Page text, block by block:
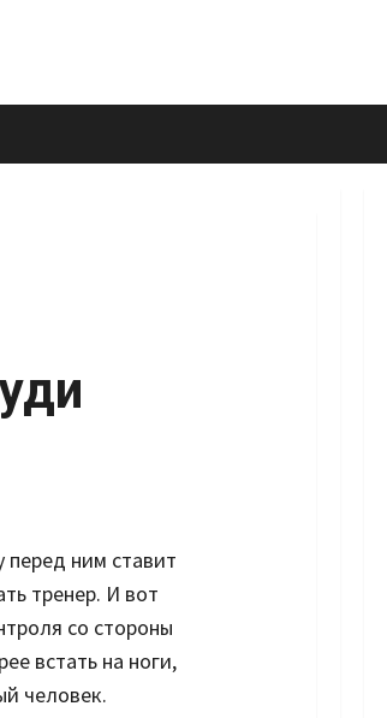
перед ним ставит
тренер. И вот
со стороны
встать на ноги,
человек.